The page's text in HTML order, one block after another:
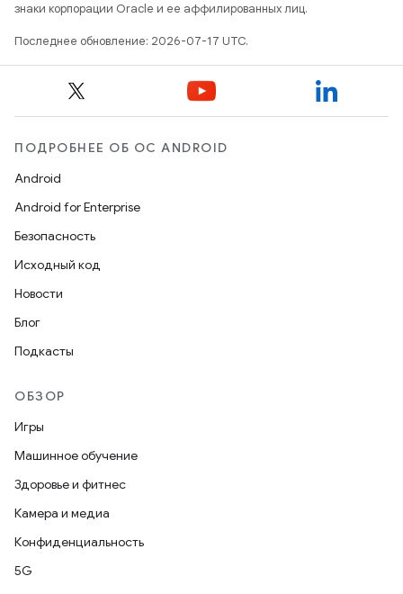
знаки корпорации Oracle и ее аффилированных лиц.
Последнее обновление: 2026-07-17 UTC.
ПОДРОБНЕЕ ОБ ОС ANDROID
Android
Android for Enterprise
Безопасность
Исходный код
Новости
Блог
Подкасты
ОБЗОР
Игры
Машинное обучение
Здоровье и фитнес
Камера и медиа
Конфиденциальность
5G